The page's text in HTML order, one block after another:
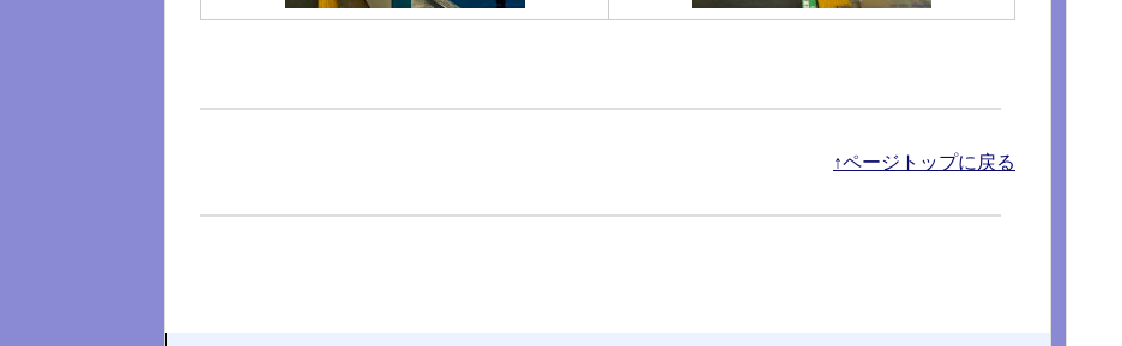
↑ページトップに戻る